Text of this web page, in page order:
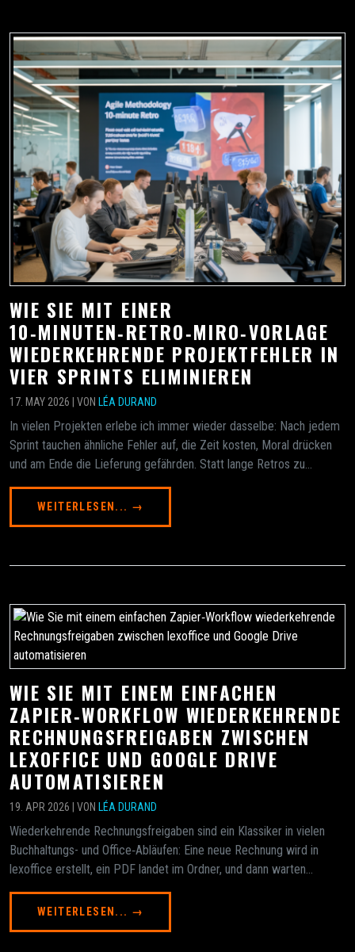
WIE SIE MIT EINER
10‑MINUTEN‑RETRO‑MIRO‑VORLAGE
WIEDERKEHRENDE PROJEKTFEHLER IN
VIER SPRINTS ELIMINIEREN
17. MAY 2026 | VON LÉA DURAND
In vielen Projekten erlebe ich immer wieder dasselbe: Nach jedem
Sprint tauchen ähnliche Fehler auf, die Zeit kosten, Moral drücken
und am Ende die Lieferung gefährden. Statt lange Retros zu...
WEITERLESEN... →
WIE SIE MIT EINEM EINFACHEN
ZAPIER‑WORKFLOW WIEDERKEHRENDE
RECHNUNGSFREIGABEN ZWISCHEN
LEXOFFICE UND GOOGLE DRIVE
AUTOMATISIEREN
19. APR 2026 | VON LÉA DURAND
Wiederkehrende Rechnungsfreigaben sind ein Klassiker in vielen
Buchhaltungs- und Office‑Abläufen: Eine neue Rechnung wird in
lexoffice erstellt, ein PDF landet im Ordner, und dann warten...
WEITERLESEN... →